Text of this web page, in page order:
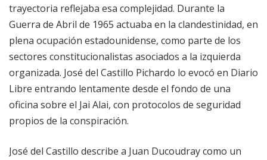
trayectoria reflejaba esa complejidad. Durante la
Guerra de Abril de 1965 actuaba en la clandestinidad, en
plena ocupación estadounidense, como parte de los
sectores constitucionalistas asociados a la izquierda
organizada. José del Castillo Pichardo lo evocó en Diario
Libre entrando lentamente desde el fondo de una
oficina sobre el Jai Alai, con protocolos de seguridad
propios de la conspiración.
José del Castillo describe a Juan Ducoudray como un